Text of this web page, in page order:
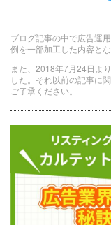
ブログ記事の中で広告運
例を一部加工した内容と
また、2018年7月24日よ
した。それ以前の記事に
ご了承ください。